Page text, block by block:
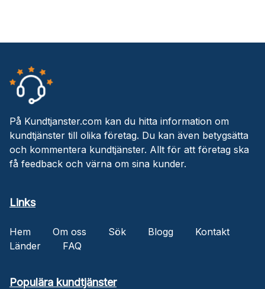
På Kundtjanster.com kan du hitta information om
kundtjänster till olika företag. Du kan även betygsätta
och kommentera kundtjänster. Allt för att företag ska
få feedback och värna om sina kunder.
Links
Hem Om oss Sök Blogg
Kontakt
Länder
FAQ
Populära kundtjänster